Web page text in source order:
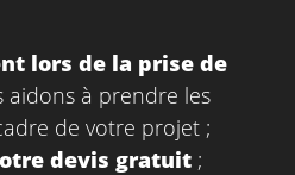
lors de la prise de
aidons à prendre les
de votre projet ;
devis gratuit ;